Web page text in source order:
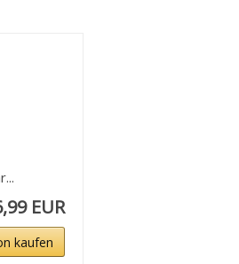
EUR
kaufen